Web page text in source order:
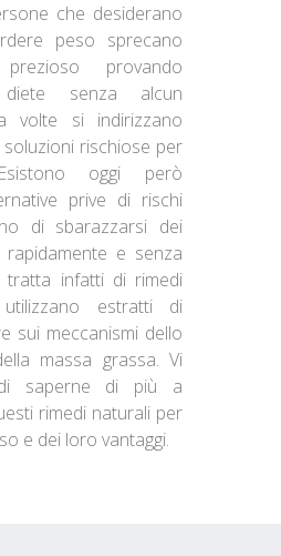
che desiderano
peso sprecano
provando
diete senza alcun
volte si indirizzano
rischiose per
oggi però
prive di rischi
di sbarazzarsi dei
e senza
tratta infatti di rimedi
estratti di
sui meccanismi dello
massa grassa. Vi
saperne di più a
rimedi naturali per
e dei loro vantaggi.